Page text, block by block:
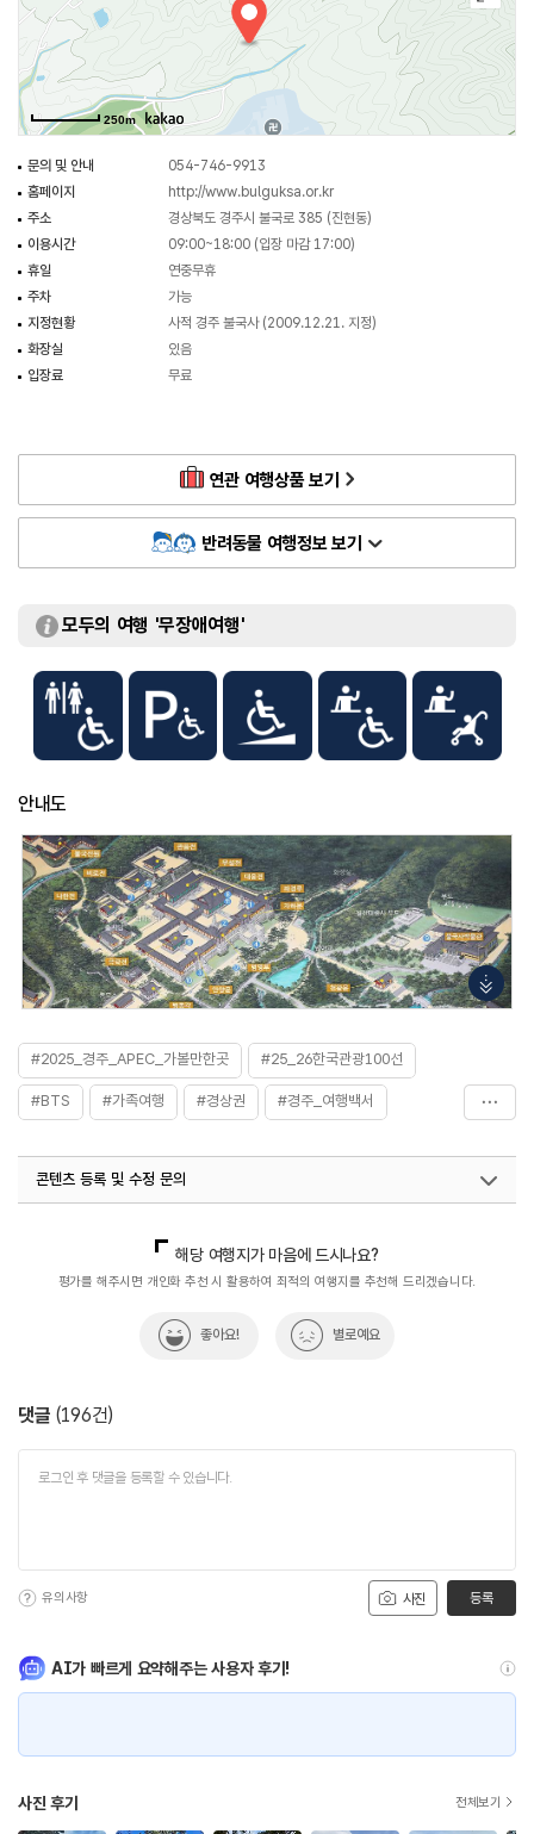
불국사와 석굴암은 1995년 12월 6일 유네스코 세계문화유산으로 등재되었다.
이로써 두 유적은 국내외적으로 신라 불교문화의 정수로 평가받고 있다.
250m
문의 및 안내
054-746-9913
홈페이지
http://www.bulguksa.or.kr
주소
경상북도 경주시 불국로 385 (진현동)
이용시간
09:00~18:00 (입장 마감 17:00)
휴일
연중무휴
주차
가능
지정현황
사적 경주 불국사 (2009.12.21. 지정)
화장실
있음
입장료
무료
연관 여행상품 보기
반려동물 여행정보 보기
모두의 여행 '무장애여행'
안내도
#2025_경주_APEC_가볼만한곳 #25_26한국관광100선
#BTS #가족여행 #경상권 #경주_여행백서
#액티브시니어 #역사유적지
콘텐츠 등록 및 수정 문의
국내여행진흥팀(한국관광100선)
033-738-3415
열린관광콘텐츠팀(열린관광-모두의여행)
033-738-3425
해당 여행지가 마음에 드시나요?
평가를 해주시면 개인화 추천 시 활용하여 최적의 여행지를 추천해 드리겠습니다.
좋아요! 별로예요
댓글 (196건)
사진
유의사항 등록
AI가 빠르게 요약해주는 사용자 후기!
사진 후기 전체보기